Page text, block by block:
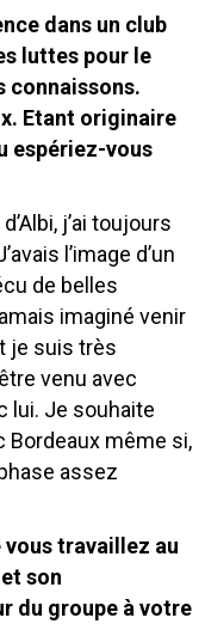
dans un club
luttes pour le
connaissons.
Etant originaire
espériez-vous
j’ai toujours
l’image d’un
de belles
imaginé venir
je suis très
venu avec
lui. Je souhaite
Bordeaux même si,
assez
travaillez au
son
du groupe à votre